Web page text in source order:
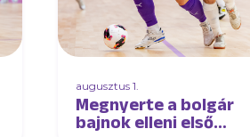
augusztus 1.
Megnyerte a bolgár
bajnok elleni első